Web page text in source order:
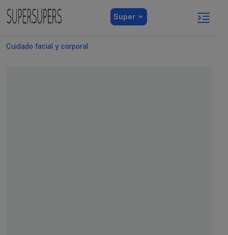
Super
Cuidado facial y corporal